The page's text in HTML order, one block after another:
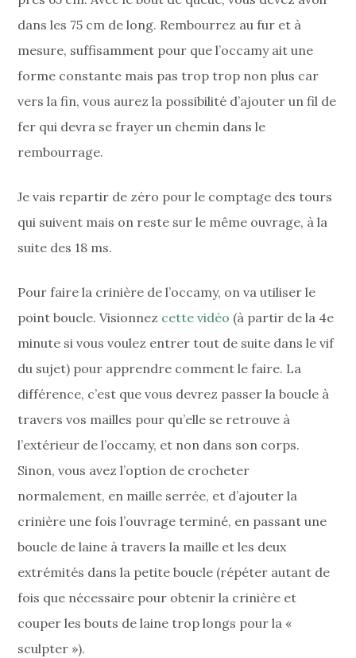
dans les 75 cm de long. Rembourrez au fur et à
mesure, suffisamment pour que l’occamy ait une
forme constante mais pas trop trop non plus car
vers la fin, vous aurez la possibilité d’ajouter un fil de
fer qui devra se frayer un chemin dans le
rembourrage.
Je vais repartir de zéro pour le comptage des tours
qui suivent mais on reste sur le même ouvrage, à la
suite des 18 ms.
Pour faire la crinière de l’occamy, on va utiliser le
point boucle. Visionnez cette vidéo (à partir de la 4e
minute si vous voulez entrer tout de suite dans le vif
du sujet) pour apprendre comment le faire. La
différence, c’est que vous devrez passer la boucle à
travers vos mailles pour qu’elle se retrouve à
l’extérieur de l’occamy, et non dans son corps.
Sinon, vous avez l’option de crocheter
normalement, en maille serrée, et d’ajouter la
crinière une fois l’ouvrage terminé, en passant une
boucle de laine à travers la maille et les deux
extrémités dans la petite boucle (répéter autant de
fois que nécessaire pour obtenir la crinière et
couper les bouts de laine trop longs pour la «
sculpter »).